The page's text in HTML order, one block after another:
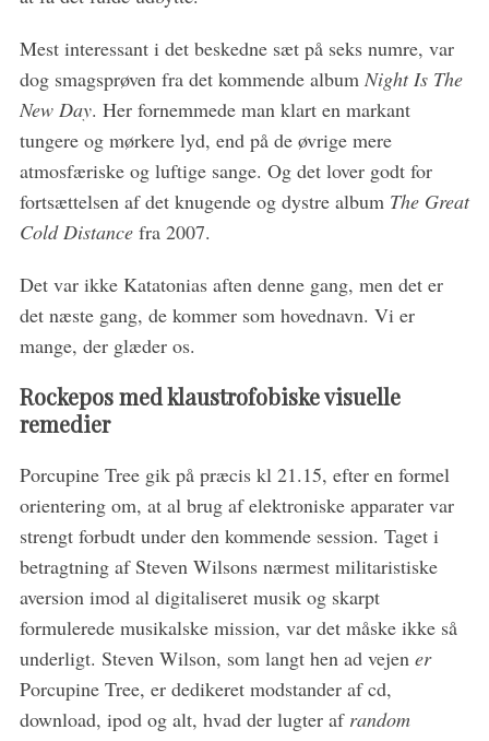
Mest interessant i det beskedne sæt på seks numre, var
dog smagsprøven fra det kommende album Night Is The
New Day. Her fornemmede man klart en markant
tungere og mørkere lyd, end på de øvrige mere
atmosfæriske og luftige sange. Og det lover godt for
fortsættelsen af det knugende og dystre album The Great
Cold Distancefra 2007.
Det var ikke Katatonias aften denne gang, men det er
det næste gang, de kommer som hovednavn. Vi er
mange, der glæder os.
Rockepos med klaustrofobiske visuelle
remedier
Porcupine Tree gik på præcis kl 21.15, efter en formel
orientering om, at al brug af elektroniske apparater var
strengt forbudt under den kommende session. Taget i
betragtning af Steven Wilsons nærmest militaristiske
aversion imod al digitaliseret musik og skarpt
formulerede musikalske mission, var det måske ikke så
underligt. Steven Wilson, som langt hen ad vejen er
Porcupine Tree, er dedikeret modstander af cd,
download, ipod og alt, hvad der lugter af random
S
a
c
h
f
o
: